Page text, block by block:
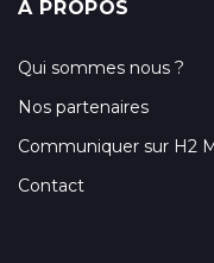
A PROPOS
Qui sommes nous ?
Nos partenaires
Communiquer sur H2
Contact